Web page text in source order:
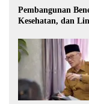
Pembangunan
Kesehatan, dan